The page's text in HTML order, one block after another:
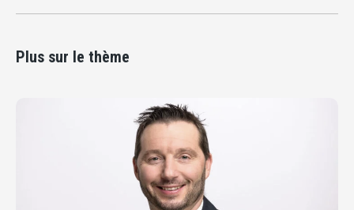
Plus sur le thème